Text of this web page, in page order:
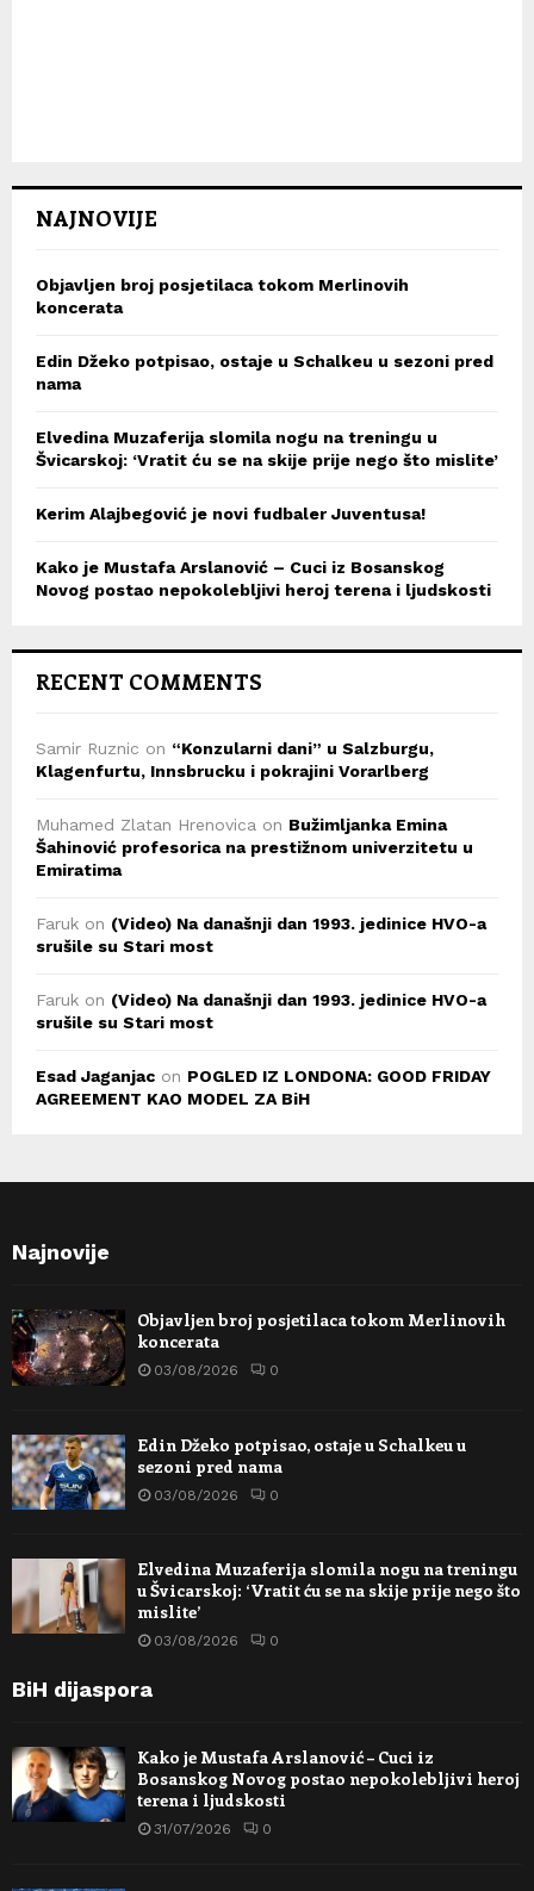
NAJNOVIJE
Objavljen broj posjetilaca tokom Merlinovih
koncerata
Edin Džeko potpisao, ostaje u Schalkeu u sezoni pred
nama
Elvedina Muzaferija slomila nogu na treningu u
Švicarskoj: ‘Vratit ću se na skije prije nego što mislite’
Kerim Alajbegović je novi fudbaler Juventusa!
Kako je Mustafa Arslanović – Cuci iz Bosanskog
Novog postao nepokolebljivi heroj terena i ljudskosti
RECENT COMMENTS
Samir Ruznic on “Konzularni dani” u Salzburgu,
Klagenfurtu, Innsbrucku i pokrajini Vorarlberg
Muhamed Zlatan Hrenovica on Bužimljanka Emina
Šahinović profesorica na prestižnom univerzitetu u
Emiratima
Faruk on (Video) Na današnji dan 1993. jedinice HVO-a
srušile su Stari most
Faruk on (Video) Na današnji dan 1993. jedinice HVO-a
srušile su Stari most
Esad Jaganjac on POGLED IZ LONDONA: GOOD FRIDAY
AGREEMENT KAO MODEL ZA BiH
Najnovije
Objavljen broj posjetilaca tokom Merlinovih
koncerata
03/08/2026 0
Edin Džeko potpisao, ostaje u Schalkeu u
sezoni pred nama
03/08/2026 0
Elvedina Muzaferija slomila nogu na treningu
u Švicarskoj: ‘Vratit ću se na skije prije nego što
mislite’
03/08/2026 0
BiH dijaspora
Kako je Mustafa Arslanović – Cuci iz
Bosanskog Novog postao nepokolebljivi heroj
terena i ljudskosti
31/07/2026 0